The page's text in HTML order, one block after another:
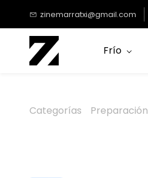
contenido
principal
zinemarratxi@gmail.com
Frío
Categorías Preparación